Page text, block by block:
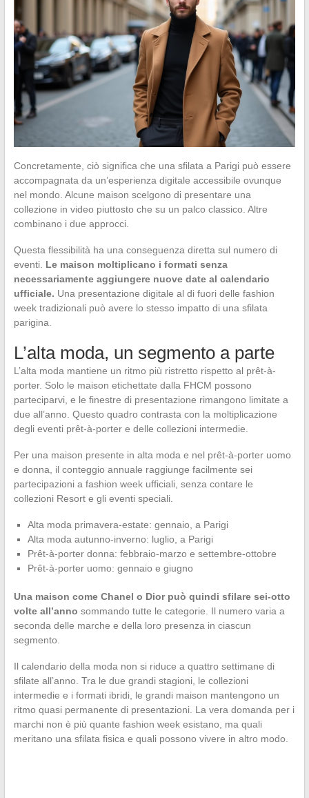
Concretamente, ciò significa che una sfilata a Parigi può essere
accompagnata da un’esperienza digitale accessibile ovunque
nel mondo. Alcune maison scelgono di presentare una
collezione in video piuttosto che su un palco classico. Altre
combinano i due approcci.
Questa flessibilità ha una conseguenza diretta sul numero di
eventi. Le maison moltiplicano i formati senza
necessariamente aggiungere nuove date al calendario
ufficiale. Una presentazione digitale al di fuori delle fashion
week tradizionali può avere lo stesso impatto di una sfilata
parigina.
L’alta moda, un segmento a parte
L’alta moda mantiene un ritmo più ristretto rispetto al prêt-à-
porter. Solo le maison etichettate dalla FHCM possono
parteciparvi, e le finestre di presentazione rimangono limitate a
due all’anno. Questo quadro contrasta con la moltiplicazione
degli eventi prêt-à-porter e delle collezioni intermedie.
Per una maison presente in alta moda e nel prêt-à-porter uomo
e donna, il conteggio annuale raggiunge facilmente sei
partecipazioni a fashion week ufficiali, senza contare le
collezioni Resort e gli eventi speciali.
Alta moda primavera-estate: gennaio, a Parigi
Alta moda autunno-inverno: luglio, a Parigi
Prêt-à-porter donna: febbraio-marzo e settembre-ottobre
Prêt-à-porter uomo: gennaio e giugno
Una maison come Chanel o Dior può quindi sfilare sei-otto
volte all’anno sommando tutte le categorie. Il numero varia a
seconda delle marche e della loro presenza in ciascun
segmento.
Il calendario della moda non si riduce a quattro settimane di
sfilate all’anno. Tra le due grandi stagioni, le collezioni
intermedie e i formati ibridi, le grandi maison mantengono un
ritmo quasi permanente di presentazioni. La vera domanda per i
marchi non è più quante fashion week esistano, ma quali
meritano una sfilata fisica e quali possono vivere in altro modo.